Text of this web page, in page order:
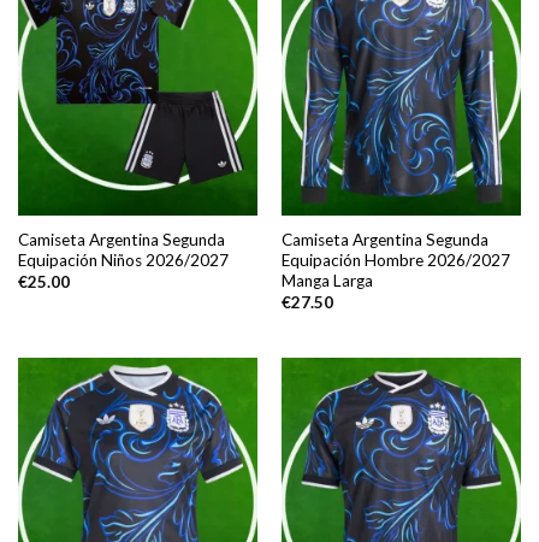
Camiseta Argentina Segunda
Equipación Niños 2026/2027
€25.00
Camiseta Argentina Segunda
Equipación Hombre 2026/2027
Manga Larga
€27.50